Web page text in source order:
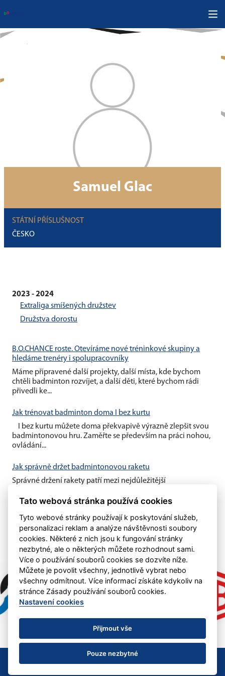
Samuel Glac
STÁTNÍ PŘÍSLUŠNOST
ČESKO
2023 - 2024
Extraliga smíšených družstev
Družstva dorostu
B.O.CHANCE roste. Otevíráme nové tréninkové skupiny a
hledáme trenéry i spolupracovníky
Máme připravené další projekty, další místa, kde bychom
chtěli badminton rozvíjet, a další děti, které bychom rádi
přivedli ke...
Jak trénovat badminton doma I bez kurtu
I bez kurtu můžete doma překvapivě výrazně zlepšit svou
badmintonovou hru. Zaměřte se především na práci nohou,
ovládání...
Jak správně držet badmintonovou raketu
Správné držení rakety patří mezi nejdůležitější
kontrolovat míček, zahrát...
Tato webová stránka používá cookies
Tyto webové stránky používají k poskytování služeb,
personalizaci reklam a analýze návštěvnosti soubory
cookies. Některé z nich jsou k fungování stránky
nezbytné, ale o některých můžete rozhodnout sami.
Více o používání souborů cookies se dozvíte níže.
Můžete je povolit všechny, jednotlivě vybrat nebo
všechny odmítnout. Více informací získáte kdykoliv na
stránce Zásady používání souborů cookies.
Nastavení cookies
Přijmout vše
Pouze nezbytné